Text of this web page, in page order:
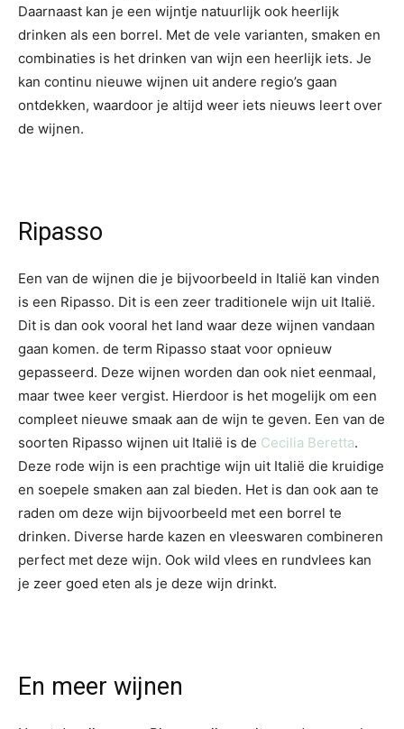
Daarnaast kan je een wijntje natuurlijk ook heerlijk
drinken als een borrel. Met de vele varianten, smaken en
combinaties is het drinken van wijn een heerlijk iets. Je
kan continu nieuwe wijnen uit andere regio’s gaan
ontdekken, waardoor je altijd weer iets nieuws leert over
de wijnen.
Ripasso
Een van de wijnen die je bijvoorbeeld in Italië kan vinden
is een Ripasso. Dit is een zeer traditionele wijn uit Italië.
Dit is dan ook vooral het land waar deze wijnen vandaan
gaan komen. de term Ripasso staat voor opnieuw
gepasseerd. Deze wijnen worden dan ook niet eenmaal,
maar twee keer vergist. Hierdoor is het mogelijk om een
compleet nieuwe smaak aan de wijn te geven. Een van de
soorten Ripasso wijnen uit Italië is de Cecilia Beretta.
Deze rode wijn is een prachtige wijn uit Italië die kruidige
en soepele smaken aan zal bieden. Het is dan ook aan te
raden om deze wijn bijvoorbeeld met een borrel te
drinken. Diverse harde kazen en vleeswaren combineren
perfect met deze wijn. Ook wild vlees en rundvlees kan
je zeer goed eten als je deze wijn drinkt.
En meer wijnen